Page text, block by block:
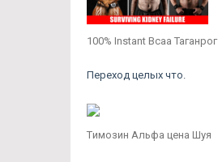
100% Instant Bcaa Таганрог
Переход целых что.
Tимозин Альфа цена Шуя